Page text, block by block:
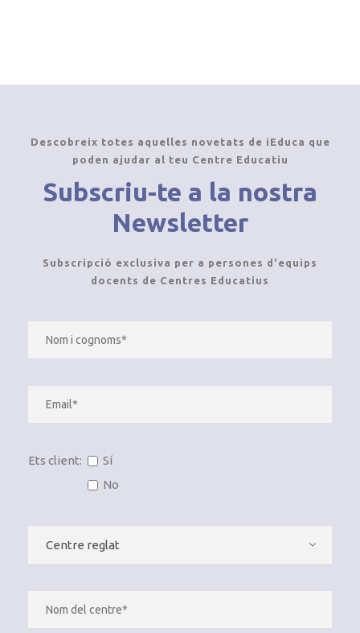
Descobreix totes aquelles novetats de iEduca que
poden ajudar al teu Centre Educatiu
Subscriu-te a la nostra
Newsletter
Subscripció exclusiva per a persones d'equips
docents de Centres Educatius
Ets client:
Sí
No